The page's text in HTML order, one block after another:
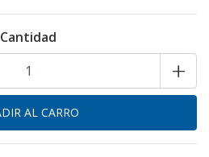
Cantidad
+